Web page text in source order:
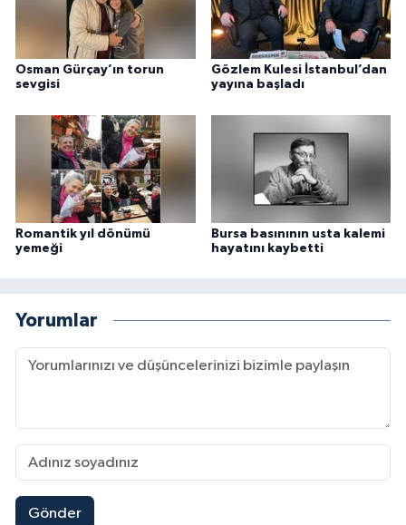
Osman Gürçay’ın torun
sevgisi
Gözlem Kulesi İstanbul’dan
yayına başladı
Romantik yıl dönümü
yemeği
Bursa basınının usta kalemi
hayatını kaybetti
Yorumlar
Gönder